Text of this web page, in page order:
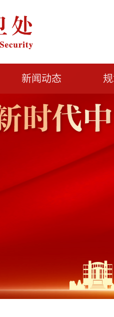
新闻动态